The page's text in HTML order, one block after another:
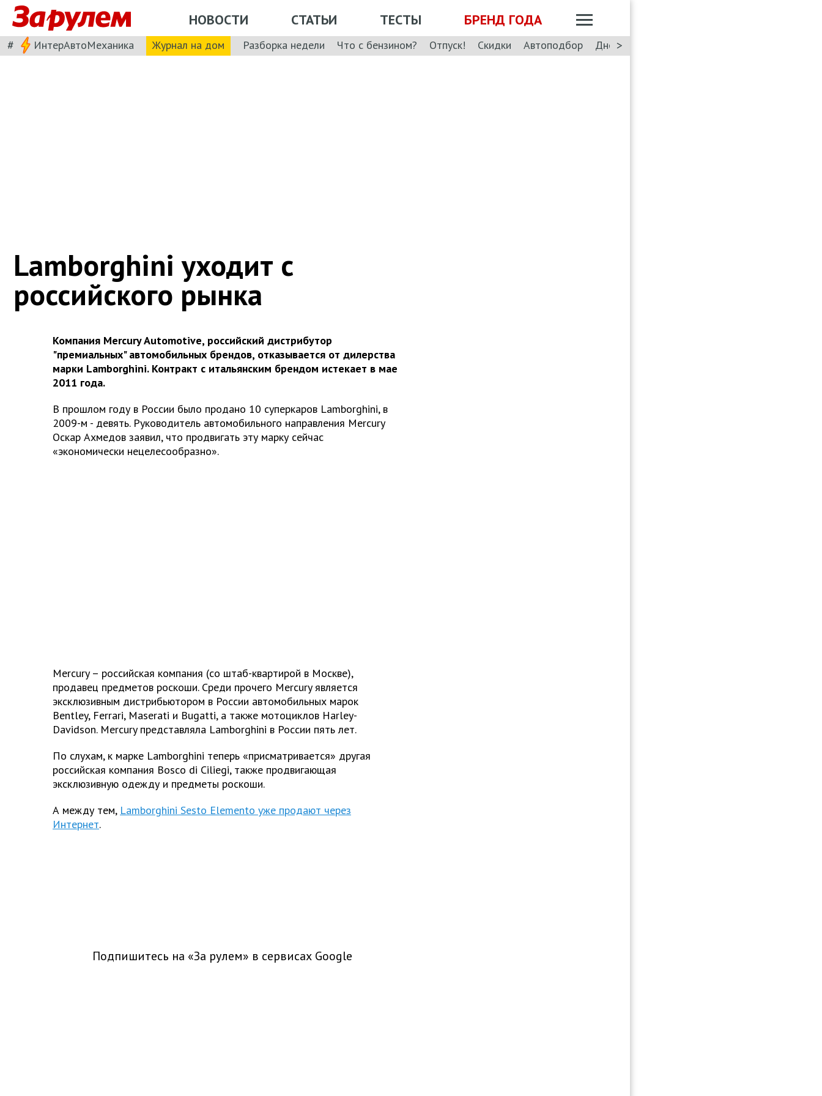
НОВОСТИ СТАТЬИ ТЕСТЫ БРЕНД ГОДА
# ИнтерАвтоМеханика Журнал на дом Разборка недели Что с бензином? Отпуск! Скидки Автоподбор Дневник: Лада Искра
>
Lamborghini уходит с
российского рынка
Компания Mercury Automotive, российский дистрибутор
"премиальных" автомобильных брендов, отказывается от дилерства
марки Lamborghini. Контракт с итальянским брендом истекает в мае
2011 года.
В прошлом году в России было продано 10 суперкаров Lamborghini, в
2009-м - девять. Руководитель автомобильного направления Mercury
Оскар Ахмедов заявил, что продвигать эту марку сейчас
«экономически нецелесообразно».
Mercury – российская компания (со штаб-квартирой в Москве),
продавец предметов роскоши. Среди прочего Mercury является
эксклюзивным дистрибьютором в России автомобильных марок
Bentley, Ferrari, Maserati и Bugatti, а также мотоциклов Harley-
Davidson. Mercury представляла Lamborghini в России пять лет.
По слухам, к марке Lamborghini теперь «присматривается» другая
российская компания Bosco di Ciliegi, также продвигающая
эксклюзивную одежду и предметы роскоши.
А между тем, Lamborghini Sesto Elemento уже продают через
Интернет.
Подпишитесь на «За рулем» в сервисах Google